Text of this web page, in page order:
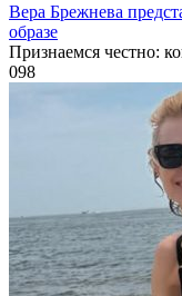
Вера Брежнева
образе
Признаемся честно:
098